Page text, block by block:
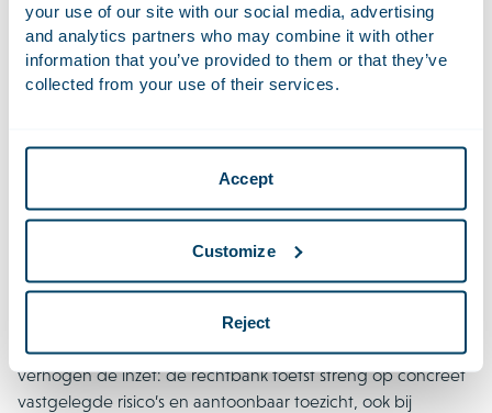
your use of our site with our social media, advertising
and analytics partners who may combine it with other
information that you’ve provided to them or that they’ve
collected from your use of their services.
Accept
Customize
Reject
handelde in strijd met artikel 32 Arbowet en een boete van €
50.000 opgelegd. Deze boetes van de strafrechter zijn
opvallend hoger dan de strafbeschikkingen die het OM
eerder oplegde naar aanleiding van dodelijke
Verantwoordelijkheid van werkgevers
De Nederlandse Arbeidsinspectie onderzoekt ernstige
arbeidsongevallen en kan de werkgever opdragen een
rapportage of gebrekkige opvolging van maatregelen kan
leiden tot sancties en, in het uiterste geval, strafrechtelijke
vervolging door het OM. De uitspraken van dit jaar
verhogen de inzet: de rechtbank toetst streng op concreet
vastgelegde risico’s en aantoonbaar toezicht, ook bij